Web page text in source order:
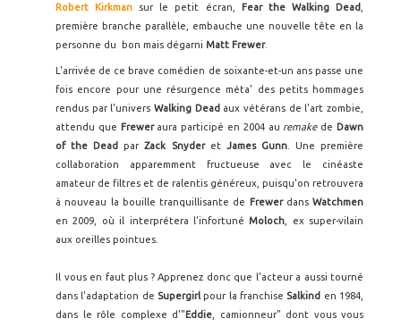
Robert Kirkman sur le petit écran, Fear the Walking Dead
première branche parallèle, embauche une nouvelle tête en la
personne du bon mais dégarni Matt Frewer.
L'arrivée de ce brave comédien de soixante-et-un ans passe une
fois encore pour une résurgence méta' des petits hommages
rendus par l'univers Walking Dead aux vétérans de l'art zombie,
attendu que Freweraura participé en 2004 au remake de Dawn
of the Dead
parZack Snyderet James Gunn. Une première
collaboration apparemment fructueuse avec le cinéaste
amateur de filtres et de ralentis généreux, puisqu'on retrouvera
à nouveau la bouille tranquillisante de Frewerdans Watchmen
en 2009, où il interprétera l'infortunéMoloch , ex super-vilain
aux oreilles pointues.
Il vous en faut plus ? Apprenez donc que l'acteur a aussi tourné
dans l'adaptation de Supergirl pour la franchise Salkind en 1984,
dans le rôle complexe d'"Eddie , camionneur" dont vous vous